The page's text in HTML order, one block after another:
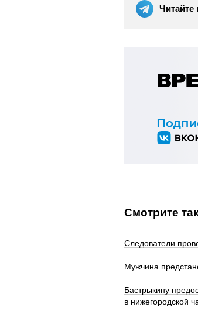
Читайте
Смотрите
Следователи
Мужчина
Бастрыкину
в нижегородской